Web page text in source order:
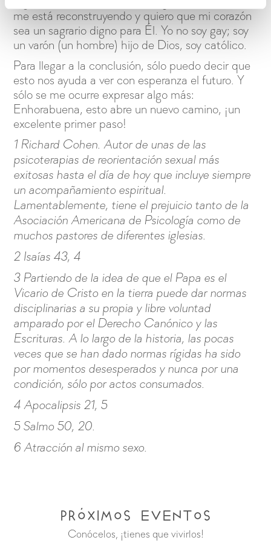
me está reconstruyendo y quiero que mi corazón
sea un sagrario digno para Él. Yo no soy gay; soy
un varón (un hombre) hijo de Dios, soy católico.
Para llegar a la conclusión, sólo puedo decir que
esto nos ayuda a ver con esperanza el futuro. Y
sólo se me ocurre expresar algo más:
Enhorabuena, esto abre un nuevo camino, ¡un
excelente primer paso!
1 Richard Cohen. Autor de unas de las
psicoterapias de reorientación sexual más
exitosas hasta el día de hoy que incluye siempre
un acompañamiento espiritual.
Lamentablemente, tiene el prejuicio tanto de la
Asociación Americana de Psicología como de
muchos pastores de diferentes iglesias.
2 Isaías 43, 4
3 Partiendo de la idea de que el Papa es el
Vicario de Cristo en la tierra puede dar normas
disciplinarias a su propia y libre voluntad
amparado por el Derecho Canónico y las
Escrituras. A lo largo de la historia, las pocas
veces que se han dado normas rígidas ha sido
por momentos desesperados y nunca por una
condición, sólo por actos consumados.
4 Apocalipsis 21, 5
5 Salmo 50, 20.
6 Atracción al mismo sexo.
Próximos Eventos
Conócelos, ¡tienes que vivirlos!